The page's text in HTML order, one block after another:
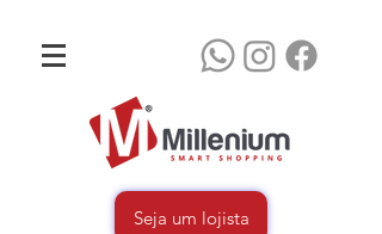
Seja um lojista